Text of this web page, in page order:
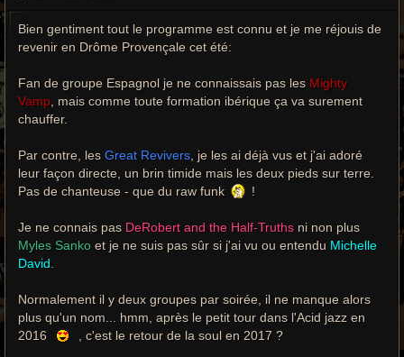
s
g
Bien gentiment tout le programme est connu et je me réjouis de
revenir en Drôme Provençale cet été:
Fan de groupe Espagnol je ne connaissais pas les Mighty
Vamp, mais comme toute formation ibérique ça va surement
chauffer.
Par contre, les Great Revivers, je les ai déjà vus et j'ai adoré
leur façon directe, un brin timide mais les deux pieds sur terre.
Pas de chanteuse - que du raw funk
!
Je ne connais pas DeRobert and the Half-Truths ni non plus
Myles Sanko et je ne suis pas sûr si j'ai vu ou entendu Michelle
David.
Normalement il y deux groupes par soirée, il ne manque alors
plus qu'un nom... hmm, après le petit tour dans l'Acid jazz en
2016
, c'est le retour de la soul en 2017 ?